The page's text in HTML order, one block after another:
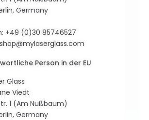
Germany
+49 (0)30 85746527
shop@mylaserglass.com
Person in der EU
Glass
Viedt
1 (Am Nußbaum)
Germany